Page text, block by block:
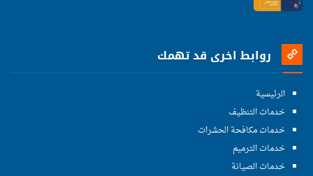
روابط اخرى قد تهمك
الرئيسية
خدمات التنظيف
خدمات مكافحة الحشرات
خدمات الترميم
خدمات الصيانة